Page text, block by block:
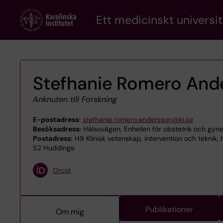
content
Ett medicinskt
Stefhanie Romero
Anknuten till Forskning
E-postadress: stefhanie.romero.andersson@ki.se
Besöksadress: Hälsovägen, Enheten för obstetrik och
Postadress: H9 Klinisk vetenskap, intervention och teknik,
52 Huddinge
Orcid
Om mig Publikationer